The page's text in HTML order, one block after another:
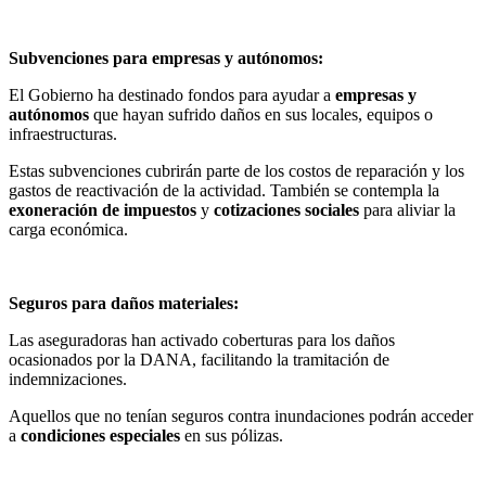
Subvenciones para empresas y autónomos:
El Gobierno ha destinado fondos para ayudar a empresas y
autónomos que hayan sufrido daños en sus locales, equipos o
infraestructuras.
Estas subvenciones cubrirán parte de los costos de reparación y los
gastos de reactivación de la actividad. También se contempla la
exoneración de impuestos y cotizaciones sociales para aliviar la
carga económica.
Seguros para daños materiales:
Las aseguradoras han activado coberturas para los daños
ocasionados por la DANA, facilitando la tramitación de
indemnizaciones.
Aquellos que no tenían seguros contra inundaciones podrán acceder
a condiciones especiales en sus pólizas.